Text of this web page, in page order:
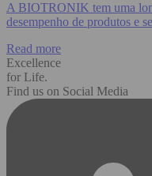
A BIOTRONIK tem uma
desempenho de produtos e
Read more
Excellence
for Life.
Find us on Social Media